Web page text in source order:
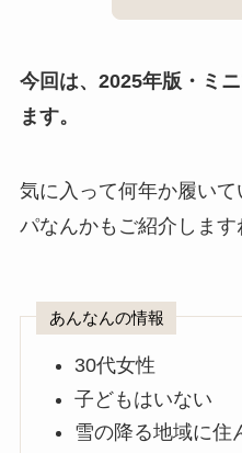
今回は、2025年版・ミ
ます。
気に入って何年か履い
パなんかもご紹介します
あんなんの情報
30代女性
子どもはいない
雪の降る地域に住